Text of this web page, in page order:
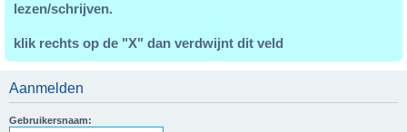
lezen/schrijven.
klik rechts op de "X" dan verdwijnt dit veld
Aanmelden
Gebruikersnaam: